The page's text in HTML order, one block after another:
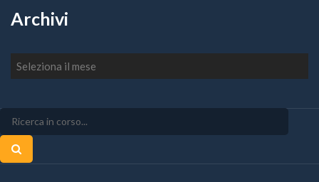
Archivi
Archivi